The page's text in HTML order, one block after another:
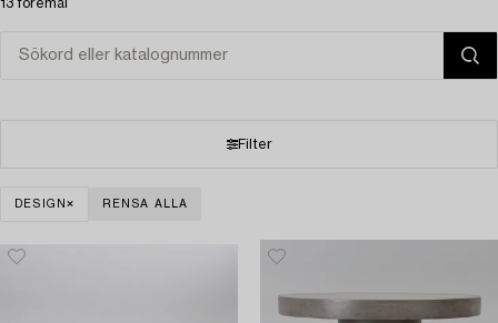
13 föremål
Filter
DESIGN RENSA ALLA